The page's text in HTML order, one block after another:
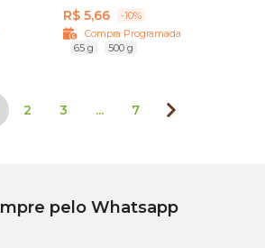
R$ 5,66
-10%
Compra Programada
65 g
500 g
2 3 ... 7
pelo Whatsapp